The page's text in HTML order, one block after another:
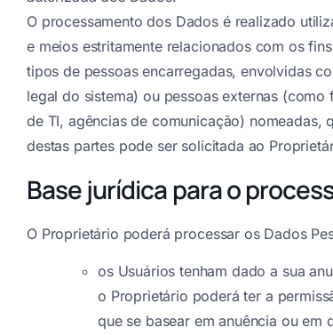
O processamento dos Dados é realizado
e meios estritamente relacionados com os
tipos de pessoas encarregadas, envolvidas
legal do sistema) ou pessoas externas
de TI, agências de comunicação)
destas partes pode ser solicitada ao
Base jurídica para o
O Proprietário poderá processar os Dados
os Usuários tenham dado a sua
o Proprietário poderá ter a
que se basear em anuência ou em